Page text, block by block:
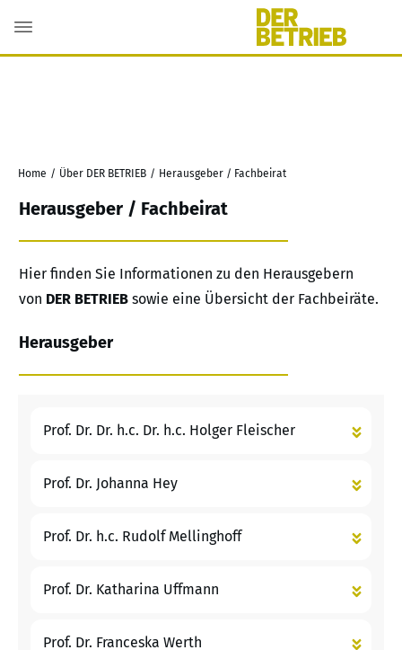
Home / Über DER BETRIEB / Herausgeber / Fachbeirat
Herausgeber / Fachbeirat
Hier finden Sie Informationen zu den Herausgebern
von DER BETRIEB sowie eine Übersicht der Fachbeiräte.
Herausgeber
Prof. Dr. Dr. h.c. Dr. h.c. Holger Fleischer
Prof. Dr. Johanna Hey
Prof. Dr. h.c. Rudolf Mellinghoff
Prof. Dr. Katharina Uffmann
Prof. Dr. Franceska Werth